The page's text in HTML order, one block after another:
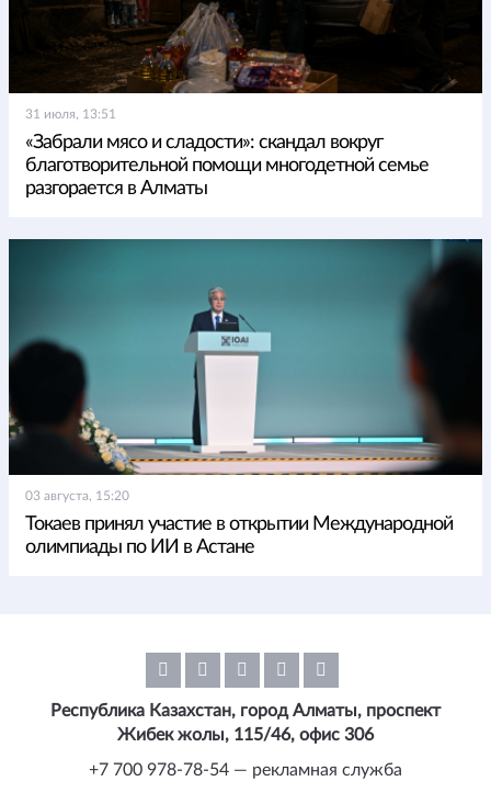
31 июля, 13:51
«Забрали мясо и сладости»: скандал вокруг
благотворительной помощи многодетной семье
разгорается в Алматы
03 августа, 15:20
Токаев принял участие в открытии Международной
олимпиады по ИИ в Астане
Республика Казахстан, город Алматы, проспект
Жибек жолы, 115/46, офис 306
+7 700 978-78-54 — рекламная служба